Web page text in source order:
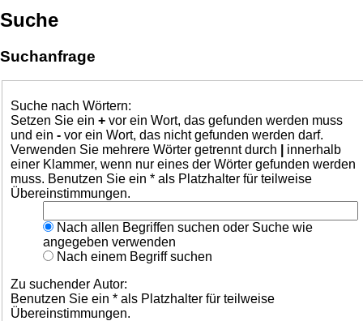
Suche
Suchanfrage
Suche nach Wörtern:
Setzen Sie ein + vor ein Wort, das gefunden werden muss
und ein - vor ein Wort, das nicht gefunden werden darf.
Verwenden Sie mehrere Wörter getrennt durch
innerhalb
einer Klammer, wenn nur eines der Wörter gefunden werden
muss. Benutzen Sie ein * als Platzhalter für teilweise
Übereinstimmungen.
Nach allen Begriffen suchen oder Suche wie
angegeben verwenden
Nach einem Begriff suchen
Zu suchender Autor:
Benutzen Sie ein * als Platzhalter für teilweise
Übereinstimmungen.